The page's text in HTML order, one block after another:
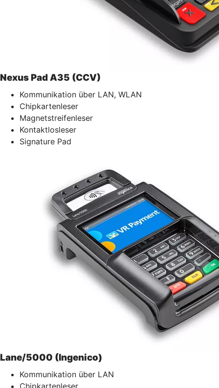
Nexus Pad A35 (CCV)
Kommunikation über LAN, WLAN
Chipkartenleser
Magnetstreifenleser
Kontaktlosleser
Signature Pad
Lane/5000 (Ingenico)
Kommunikation über LAN
Chipkartenleser